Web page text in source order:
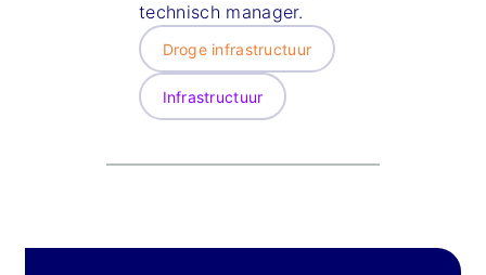
technisch manager.
Droge infrastructuur
Infrastructuur